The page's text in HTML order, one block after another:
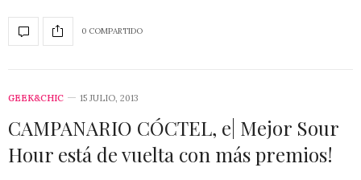
0 COMPARTIDO
GEEK&CHIC 15 JULIO, 2013
CAMPANARIO CÓCTEL, e| Mejor Sour
Hour está de vuelta con más premios!